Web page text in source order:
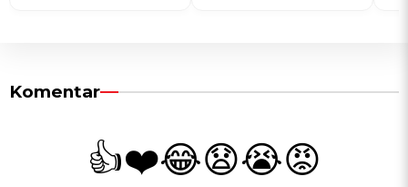
Komentar
👍❤️😂😧😭😡